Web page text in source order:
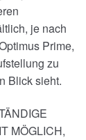
je nach
Prime,
zu
Blick sieht.
MÖGLICH,